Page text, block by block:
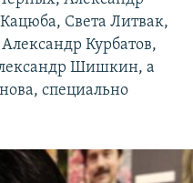
Света Литвак,
Курбатов,
Шишкин, а
специально